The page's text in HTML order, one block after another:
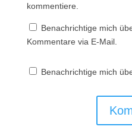
kommentiere.
Benachrichtige mich
Kommentare via E-Mail.
Benachrichtige mich